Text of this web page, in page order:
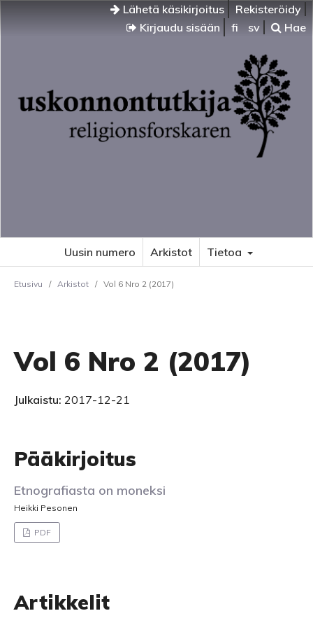
Lähetä käsikirjoitus
Rekisteröidy
Kirjaudu sisään
fi sv Hae
Uusin numero Arkistot Tietoa
Etusivu / Arkistot / Vol 6 Nro 2 (2017)
Vol 6 Nro 2 (2017)
Julkaistu: 2017-12-21
Pääkirjoitus
Etnografiasta on moneksi
Heikki Pesonen
PDF
Artikkelit